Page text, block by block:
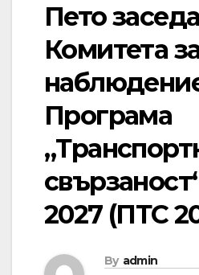
Пето
Комитета
Програма
2027 (ПТС
By admin